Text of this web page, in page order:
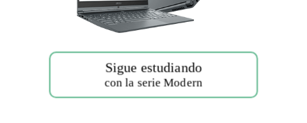
Sigue estudiando
con la serie Modern